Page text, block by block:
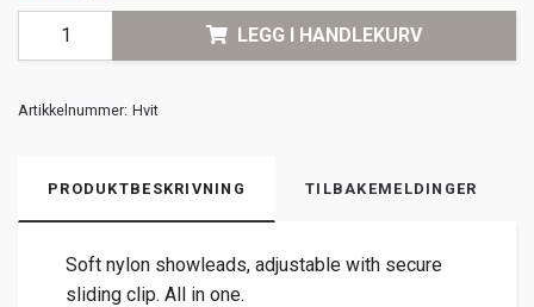
LEGG I HANDLEKURV
Artikkelnummer: Hvit
PRODUKTBESKRIVNING TILBAKEMELDINGER
Soft nylon showleads, adjustable with secure
sliding clip. All in one.